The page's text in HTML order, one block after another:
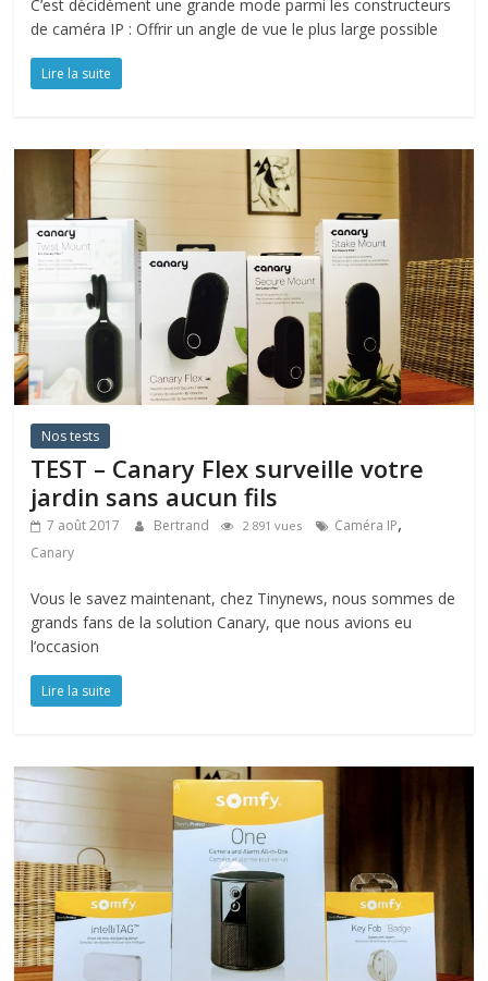
C’est décidément une grande mode parmi les constructeurs
de caméra IP : Offrir un angle de vue le plus large possible
Lire la suite
Nos tests
TEST – Canary Flex surveille votre
jardin sans aucun fils
7 août 2017 Bertrand 2 891 vues Caméra IP,
Canary
Vous le savez maintenant, chez Tinynews, nous sommes de
grands fans de la solution Canary, que nous avions eu
l’occasion
Lire la suite